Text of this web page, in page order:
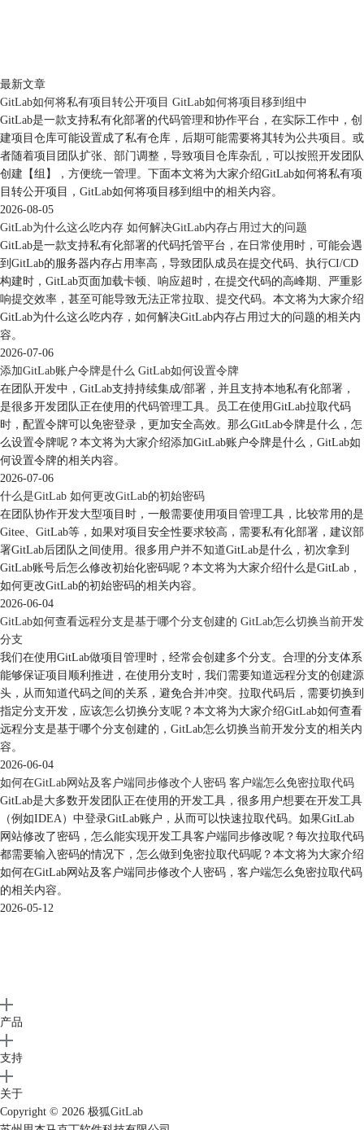
最新文章
GitLab如何将私有项目转公开项目 GitLab如何将项目移到组中
GitLab是一款支持私有化部署的代码管理和协作平台，在实际工作中，创
建项目仓库可能设置成了私有仓库，后期可能需要将其转为公共项目。或
者随着项目团队扩张、部门调整，导致项目仓库杂乱，可以按照开发团队
创建【组】，方便统一管理。下面本文将为大家介绍GitLab如何将私有项
目转公开项目，GitLab如何将项目移到组中的相关内容。
2026-08-05
GitLab为什么这么吃内存 如何解决GitLab内存占用过大的问题
GitLab是一款支持私有化部署的代码托管平台，在日常使用时，可能会遇
到GitLab的服务器内存占用率高，导致团队成员在提交代码、执行CI/CD
构建时，GitLab页面加载卡顿、响应超时，在提交代码的高峰期、严重影
响提交效率，甚至可能导致无法正常拉取、提交代码。本文将为大家介绍
GitLab为什么这么吃内存，如何解决GitLab内存占用过大的问题的相关内
容。
2026-07-06
添加GitLab账户令牌是什么 GitLab如何设置令牌
在团队开发中，GitLab支持持续集成/部署，并且支持本地私有化部署，
是很多开发团队正在使用的代码管理工具。员工在使用GitLab拉取代码
时，配置令牌可以免密登录，更加安全高效。那么GitLab令牌是什么，怎
么设置令牌呢？本文将为大家介绍添加GitLab账户令牌是什么，GitLab如
何设置令牌的相关内容。
2026-07-06
什么是GitLab 如何更改GitLab的初始密码
在团队协作开发大型项目时，一般需要使用项目管理工具，比较常用的是
Gitee、GitLab等，如果对项目安全性要求较高，需要私有化部署，建议部
署GitLab后团队之间使用。很多用户并不知道GitLab是什么，初次拿到
GitLab账号后怎么修改初始化密码呢？本文将为大家介绍什么是GitLab，
如何更改GitLab的初始密码的相关内容。
2026-06-04
GitLab如何查看远程分支是基于哪个分支创建的 GitLab怎么切换当前开发
分支
我们在使用GitLab做项目管理时，经常会创建多个分支。合理的分支体系
能够保证项目顺利推进，在使用分支时，我们需要知道远程分支的创建源
头，从而知道代码之间的关系，避免合并冲突。拉取代码后，需要切换到
指定分支开发，应该怎么切换分支呢？本文将为大家介绍GitLab如何查看
远程分支是基于哪个分支创建的，GitLab怎么切换当前开发分支的相关内
容。
2026-06-04
如何在GitLab网站及客户端同步修改个人密码 客户端怎么免密拉取代码
GitLab是大多数开发团队正在使用的开发工具，很多用户想要在开发工具
（例如IDEA）中登录GitLab账户，从而可以快速拉取代码。如果GitLab
网站修改了密码，怎么能实现开发工具客户端同步修改呢？每次拉取代码
都需要输入密码的情况下，怎么做到免密拉取代码呢？本文将为大家介绍
如何在GitLab网站及客户端同步修改个人密码，客户端怎么免密拉取代码
的相关内容。
2026-05-12
产品
支持
关于
Copyright © 2026 极狐GitLab